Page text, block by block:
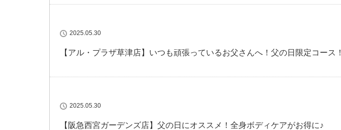
2025.05.30
【アル・プラザ草津店】いつも頑張っているお父さんへ！父の日限定コース！
2025.05.30
【阪急西宮ガーデンズ店】父の日にオススメ！全身ボディケアがお得に♪